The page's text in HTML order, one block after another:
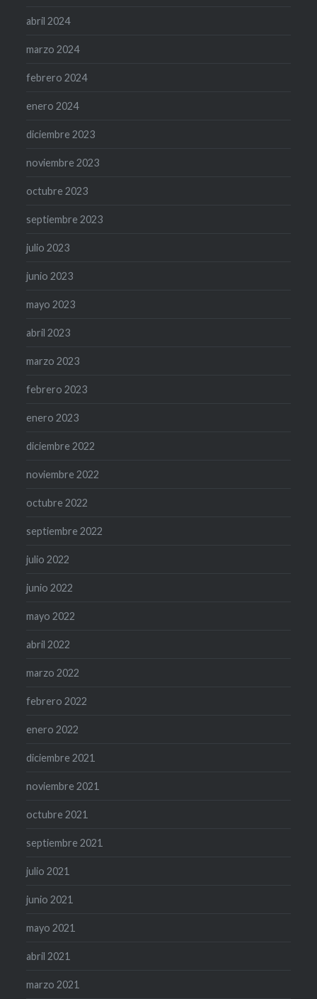
abril 2024
marzo 2024
febrero 2024
enero 2024
diciembre 2023
noviembre 2023
octubre 2023
septiembre 2023
julio 2023
junio 2023
mayo 2023
abril 2023
marzo 2023
febrero 2023
enero 2023
diciembre 2022
noviembre 2022
octubre 2022
septiembre 2022
julio 2022
junio 2022
mayo 2022
abril 2022
marzo 2022
febrero 2022
enero 2022
diciembre 2021
noviembre 2021
octubre 2021
septiembre 2021
julio 2021
junio 2021
mayo 2021
abril 2021
marzo 2021